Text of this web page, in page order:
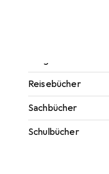
Ratgeber
Reisebücher
Sachbücher
Schulbücher